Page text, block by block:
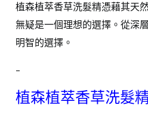
植森植萃香草洗髮精憑藉其天
無疑是一個理想的選擇。從深
明智的選擇。
–
植森植萃香草洗髮